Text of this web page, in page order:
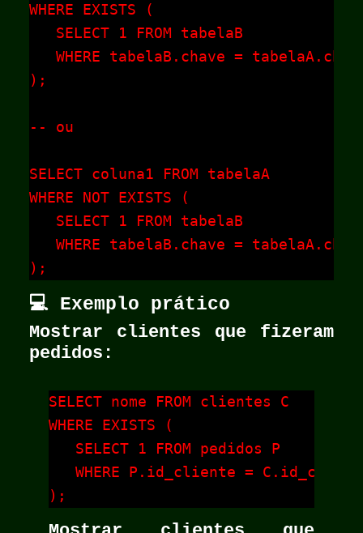
WHERE EXISTS (
   SELECT 1 FROM tabelaB
WHERE tabelaB.chave =
);
-- ou
SELECT coluna1 FROM tabelaA
WHERE NOT EXISTS (
   SELECT 1 FROM tabelaB
WHERE tabelaB.chave =
);
💻 Exemplo prático
Mostrar clientes que fizeram
pedidos:
SELECT nome FROM clientes C
WHERE EXISTS (
   SELECT 1 FROM pedidos P
WHERE P.id_cliente =
);